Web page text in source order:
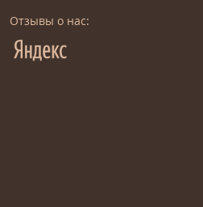
Отзывы о нас: